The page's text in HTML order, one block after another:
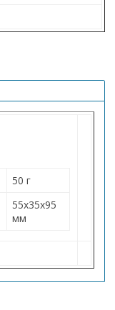
50 г
55х35х95
мм